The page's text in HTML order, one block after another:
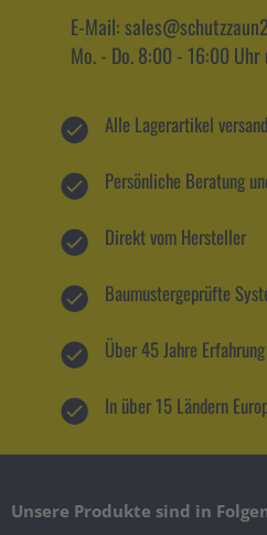
E-Mail:
Mo. - Do. 8:00 - 16:00
Alle Lagerartikel
Persönliche Beratung
Direkt vom Hersteller
Baumustergeprüfte
Über 45 Jahre Erfahrung
In über 15 Ländern
Unsere Produkte sind in